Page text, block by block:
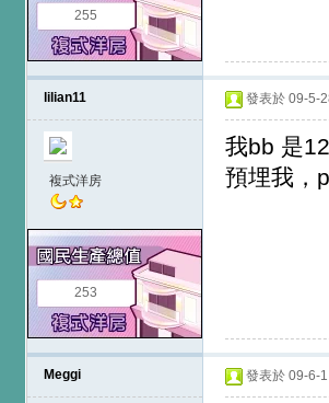
255
lilian11
複式洋房
253
發表於 09-5-
我bb 是
預埋我，
Meggi 發表於 09-6-